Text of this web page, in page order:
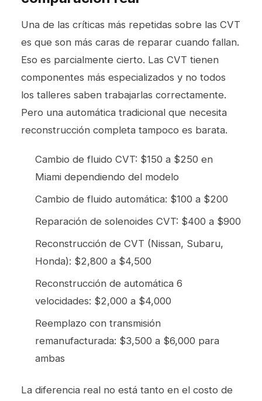
Una de las críticas más repetidas sobre las CVT
es que son más caras de reparar cuando fallan.
Eso es parcialmente cierto. Las CVT tienen
componentes más especializados y no todos
los talleres saben trabajarlas correctamente.
Pero una automática tradicional que necesita
reconstrucción completa tampoco es barata.
Cambio de fluido CVT: $150 a $250 en
Miami dependiendo del modelo
Cambio de fluido automática: $100 a $200
Reparación de solenoides CVT: $400 a $900
Reconstrucción de CVT (Nissan, Subaru,
Honda): $2,800 a $4,500
Reconstrucción de automática 6
velocidades: $2,000 a $4,000
Reemplazo con transmisión
remanufacturada: $3,500 a $6,000 para
ambas
La diferencia real no está tanto en el costo de